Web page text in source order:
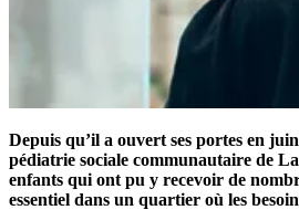
Depuis qu’il a ouvert ses portes en
pédiatrie sociale communautaire de
enfants qui ont pu y recevoir de
essentiel dans un quartier où les